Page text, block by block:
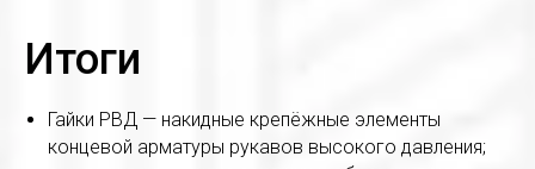
Итоги
Гайки РВД — накидные крепёжные элементы
концевой арматуры рукавов высокого давления;